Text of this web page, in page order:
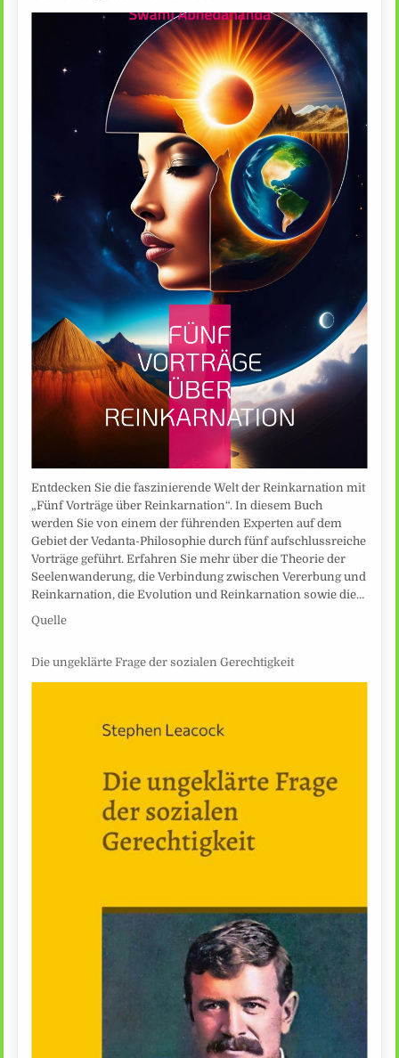
Entdecken Sie die faszinierende Welt der Reinkarnation mit
„Fünf Vorträge über Reinkarnation“. In diesem Buch
werden Sie von einem der führenden Experten auf dem
Gebiet der Vedanta-Philosophie durch fünf aufschlussreiche
Vorträge geführt. Erfahren Sie mehr über die Theorie der
Seelenwanderung, die Verbindung zwischen Vererbung und
Reinkarnation, die Evolution und Reinkarnation sowie die…
Quelle
Die ungeklärte Frage der sozialen Gerechtigkeit